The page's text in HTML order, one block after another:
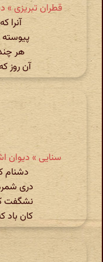
قطران تبریزی »
آنرا
هر
آن روز
سنایی » دیوان
دشنام
دری
نشگفت
کان